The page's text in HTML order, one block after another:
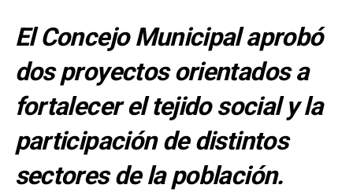
El Concejo Municipal aprobó
dos proyectos orientados a
fortalecer el tejido social y la
participación de distintos
sectores de la población.